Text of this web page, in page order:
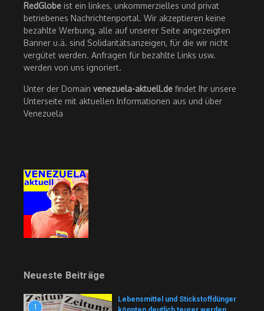
RedGlobe ist ein linkes, unkommerzielles und privat
betriebenes Nachrichtenportal. Wir akzeptieren keine
bezahlte Werbung, alle auf unserer Seite angezeigten
Banner u.ä. sind Solidaritätsanzeigen, für die wir nicht
vergütet werden. Anfragen für bezahlte Links usw.
werden von uns ignoriert.
Unter der Domain venezuela-aktuell.de findet Ihr unsere
Unterseite mit aktuellen Informationen aus und über
Venezuela
Neueste Beiträge
1
Lebensmittel und Stickstoffdünger